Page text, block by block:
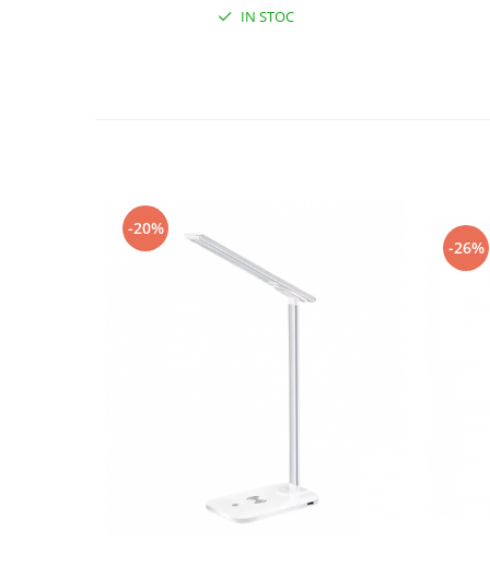
Unelte pentru altoit
IN STOC
-20%
-26%